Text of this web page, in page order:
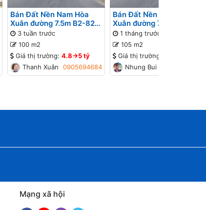
Bán Đất Nền Nam Hòa
Xuân đường 7.5m B2-82
lô 4x - Gần Sông
3 tuần trước
100 m2
Giá thị trường: 4.8->5 tỷ
Thanh Xuân
0905694684
Bán Đất Nền Nam Hòa
Xuân đường 7.5m B2-77
lô 1x - Đường thông, Gần
đường Minh Mạng
1 tháng trước
105 m2
Giá thị trường:
Nhung Bui
Mạng xã hội